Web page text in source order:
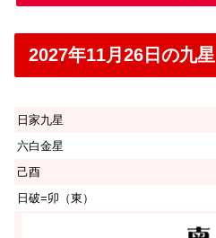
2027年11月26日の九星
日家九星
六白金星
己酉
日破=卯（東）